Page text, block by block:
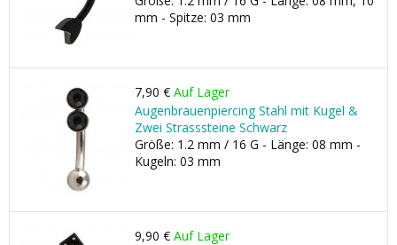
mm - Spitze: 03 mm
7,90 € Auf Lager
Augenbrauenpiercing Stahl mit Kugel &
Zwei Strasssteine Schwarz
Größe: 1.2 mm / 16 G - Länge: 08 mm -
Kugeln: 03 mm
9,90 € Auf Lager